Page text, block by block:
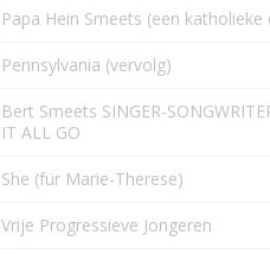
Papa Hein Smeets (een katholieke
Pennsylvania (vervolg)
Bert Smeets SINGER-
IT ALL GO
She (für Marie-Therese)
Vrije Progressieve Jongeren